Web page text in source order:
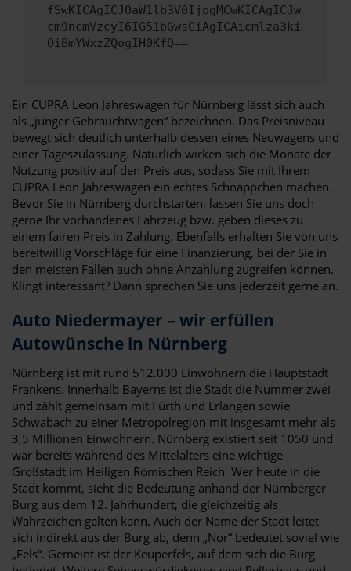
fSwKICAgICJ0aW1lb3V0IjogMCwKICAgICJw
cm9ncmVzcyI6IG51bGwsCiAgICAicmlza3ki
OiBmYWxzZQogIH0KfQ==
Ein CUPRA Leon Jahreswagen für Nürnberg lässt sich auch
als „junger Gebrauchtwagen“ bezeichnen. Das Preisniveau
bewegt sich deutlich unterhalb dessen eines Neuwagens und
einer Tageszulassung. Natürlich wirken sich die Monate der
Nutzung positiv auf den Preis aus, sodass Sie mit Ihrem
CUPRA Leon Jahreswagen ein echtes Schnäppchen machen.
Bevor Sie in Nürnberg durchstarten, lassen Sie uns doch
gerne Ihr vorhandenes Fahrzeug bzw. geben dieses zu
einem fairen Preis in Zahlung. Ebenfalls erhalten Sie von uns
bereitwillig Vorschläge für eine Finanzierung, bei der Sie in
den meisten Fällen auch ohne Anzahlung zugreifen können.
Klingt interessant? Dann sprechen Sie uns jederzeit gerne an.
Auto Niedermayer – wir erfüllen
Autowünsche in Nürnberg
Nürnberg ist mit rund 512.000 Einwohnern die Hauptstadt
Frankens. Innerhalb Bayerns ist die Stadt die Nummer zwei
und zählt gemeinsam mit Fürth und Erlangen sowie
Schwabach zu einer Metropolregion mit insgesamt mehr als
3,5 Millionen Einwohnern. Nürnberg existiert seit 1050 und
war bereits während des Mittelalters eine wichtige
Großstadt im Heiligen Römischen Reich. Wer heute in die
Stadt kommt, sieht die Bedeutung anhand der Nürnberger
Burg aus dem 12. Jahrhundert, die gleichzeitig als
Wahrzeichen gelten kann. Auch der Name der Stadt leitet
sich indirekt aus der Burg ab, denn „Nor“ bedeutet soviel wie
„Fels“. Gemeint ist der Keuperfels, auf dem sich die Burg